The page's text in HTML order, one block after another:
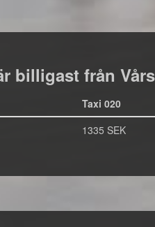
billigast från
Taxi 020
1335 SEK